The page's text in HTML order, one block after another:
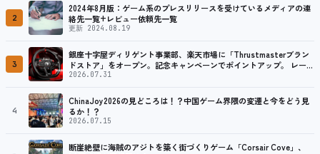
2
2024年8月版：ゲーム系のプレスリリースを受けているメディアの連
絡先一覧+レビュー依頼先一覧
更新 2024.08.19
3
銀座十字屋ディリゲント事業部、楽天市場に「Thrustmasterブラン
ドストア」をオープン。記念キャンペーンでポイントアップ。 レーシ
ング／フライトシム向けコントローラーを中心に、幅広くラインナッ
2026.07.31
4
ChinaJoy2026の見どころは！？中国ゲーム界隈の変遷と今をどう見
るか！？
2026.07.15
断崖絶壁に海賊のアジトを築く街づくりゲーム「Corsair Cove」、